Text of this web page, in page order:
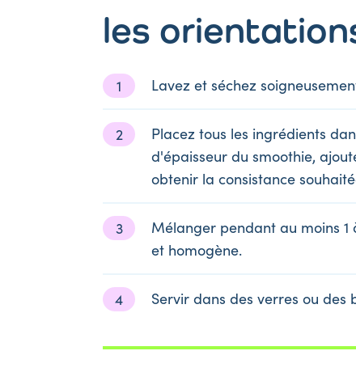
les
Lavez et séchez
Placez tous les ingrédients
d'épaisseur du smoothie,
obtenir la consistance
Mélanger pendant au moins
et homogène.
Servir dans des verres ou des